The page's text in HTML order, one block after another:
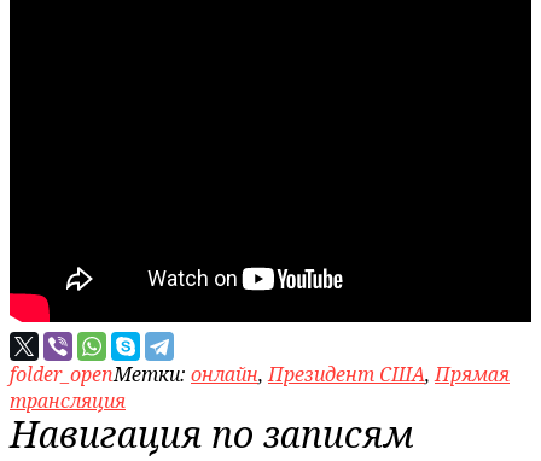
folder_openМетки: онлайн,Президент США,Прямая
трансляция
Навигация по записям